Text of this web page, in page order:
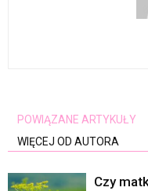
POWIĄZANE ARTYKUŁY
WIĘCEJ OD AUTORA
Czy